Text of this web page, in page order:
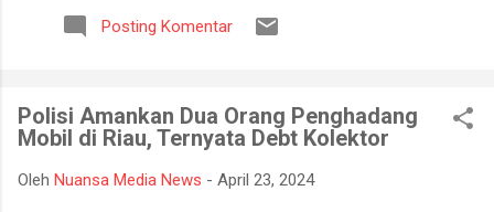
mana seseorang hidup secara konsisten di jalan Allah,
menjunjung tinggi kejujuran, serta dapat dipercaya dalam setiap
mempertahankan integritasnya karena tidak tahan terhadap
ujian kehidupan. Ketika berhadapan dengan godaan bertekuk
lutut merelakan integritasnya hancur. Padahal telah
Posting Komentar
Polisi Amankan Dua Orang Penghadang
Mobil di Riau, Ternyata Debt Kolektor
Oleh Nuansa Media News - April 23, 2024